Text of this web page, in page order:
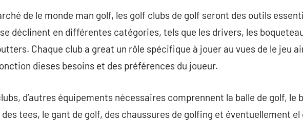
de le monde man golf, les golf clubs de golf seront des outils
déclinent en différentes catégories, tels que les drivers, les
Chaque club a great un rôle spécifique à jouer au vues de le jeu
dieses besoins et des préférences du joueur.
d’autres équipements nécessaires comprennent la balle de golf, le
des tees, le gant de golf, des chaussures de golfing et éventuellement